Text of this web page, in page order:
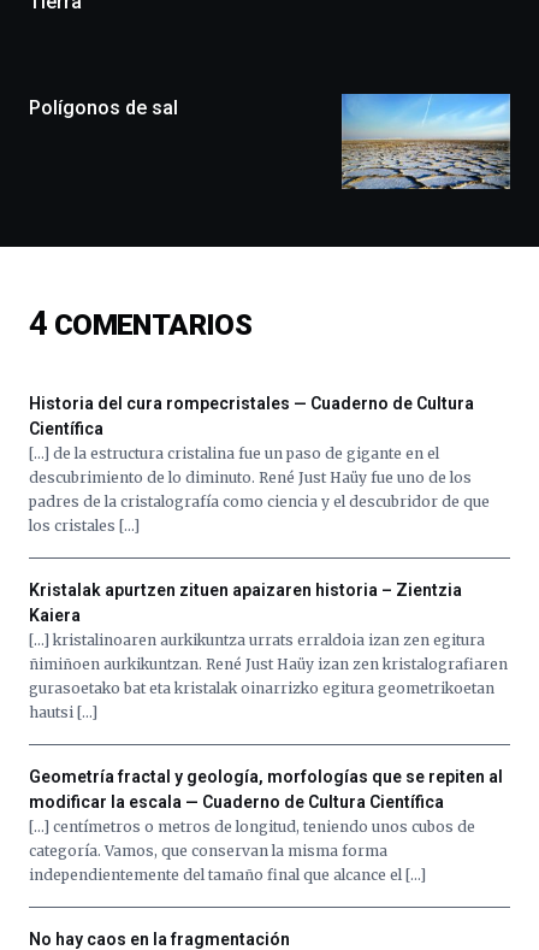
la
exposiciones,
ciencia
de
4
de
octubre.
La
iniciativa,
organizada
la
Cátedra…
Polígonos de sal
4 COMENTARIOS
Historia del cura rompecristales — Cuaderno de Cultura
Científica
[…] de la estructura cristalina fue un paso de gigante en el
descubrimiento de lo diminuto. René Just Haüy fue uno de los
padres de la cristalografía como ciencia y el descubridor de que
los cristales […]
Kristalak apurtzen zituen apaizaren historia – Zientzia
Kaiera
[…] kristalinoaren aurkikuntza urrats erraldoia izan zen egitura
ñimiñoen aurkikuntzan. René Just Haüy izan zen kristalografiaren
gurasoetako bat eta kristalak oinarrizko egitura geometrikoetan
hautsi […]
Geometría fractal y geología, morfologías que se repiten al
modificar la escala — Cuaderno de Cultura Científica
[…] centímetros o metros de longitud, teniendo unos cubos de
categoría. Vamos, que conservan la misma forma
independientemente del tamaño final que alcance el […]
No hay caos en la fragmentación